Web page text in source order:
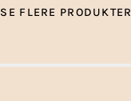
SE FLERE PRODUKTER